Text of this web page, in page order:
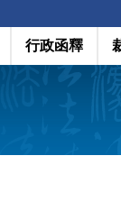
行政函釋